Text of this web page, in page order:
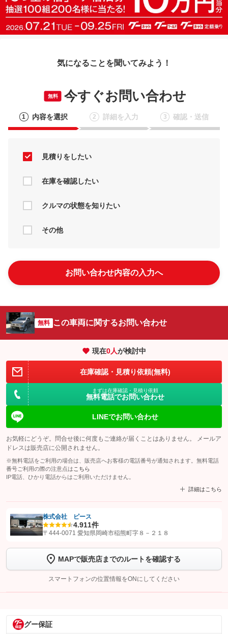
気になることを聞いてみよう！
無料 今すぐお問い合わせ
1 内容を選択 2 詳細を入力 3 確認・送信
見積りをしたい
在庫を確認したい
クルマの状態を知りたい
その他
お問い合わせ内容の入力へ
無料 この車両に関するお問い合わせ
現在0人が検討中
在庫確認・見積り依頼(無料)
まずは在庫確認・見積り依頼
無料電話でお問い合わせ
LINEでお問い合わせ
お気軽にどうぞ。問合せ後に何度もご連絡が届くことはありません。 メールア
ドレスは販売店に公開されません。
※無料電話をご利用の場合は、販売店へお客様の電話番号が通知されます。無料電話
番号ご利用の際の注意点は こちら
IP電話、ひかり電話からはご利用いただけません。
詳細はこちら
【STEP1】認証画面でグーネットを友だち追加してから「許可する」ボタンを押
トーク画面で
ボタンをタップして問い合わせを
完了してください。
こちら
株式会社 ピース
4.911件
〒444-0071 愛知県岡崎市稲熊町字８－２１８
MAPで販売店までのルートを確認する
スマートフォンの位置情報をONにしてください
グー保証